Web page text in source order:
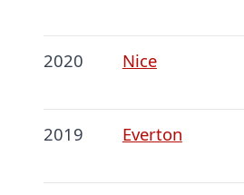
2020 Nice
2019 Everton